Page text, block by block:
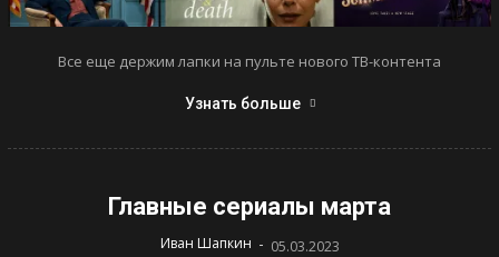
Все еще держим лапки на пульте нового ТВ-контента
Узнать больше
Главные сериалы марта
Иван Шапкин - 05.03.2023